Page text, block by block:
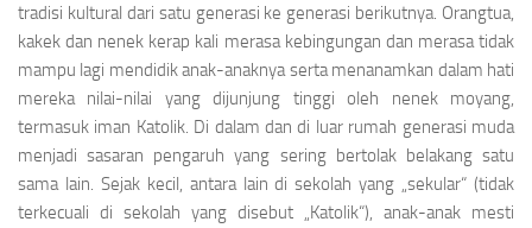
tradisi kultural dari satu generasi ke generasi berikutnya. Orangtua,
kakek dan nenek kerap kali merasa kebingungan dan merasa tidak
mampu lagi mendidik anak-anaknya serta menanamkan dalam hati
mereka nilai-nilai yang dijunjung tinggi oleh nenek moyang,
termasuk iman Katolik. Di dalam dan di luar rumah generasi muda
menjadi sasaran pengaruh yang sering bertolak belakang satu
sama lain. Sejak kecil, antara lain di sekolah yang „sekular“ (tidak
terkecuali di sekolah yang disebut „Katolik“), anak-anak mesti